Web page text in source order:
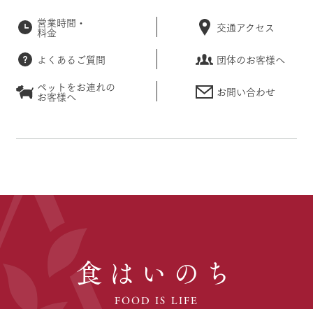
営業時間・
料金 交通アクセス
よくあるご質問
団体のお客様へ
ペットをお連れの
お客様へ お問い合わせ
食はいのち
FOOD IS LIFE